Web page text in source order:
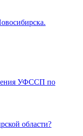
УФССП по
области?